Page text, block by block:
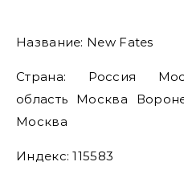
Название: New Fates
Страна: Россия
область Москва
Москва
Индекс: 115583